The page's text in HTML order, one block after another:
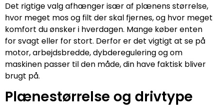
Det rigtige valg afhænger især af plænens størrelse,
hvor meget mos og filt der skal fjernes, og hvor meget
komfort du ønsker i hverdagen. Mange køber enten
for svagt eller for stort. Derfor er det vigtigt at se på
motor, arbejdsbredde, dybderegulering og om
maskinen passer til den måde, din have faktisk bliver
brugt på.
Plænestørrelse og drivtype